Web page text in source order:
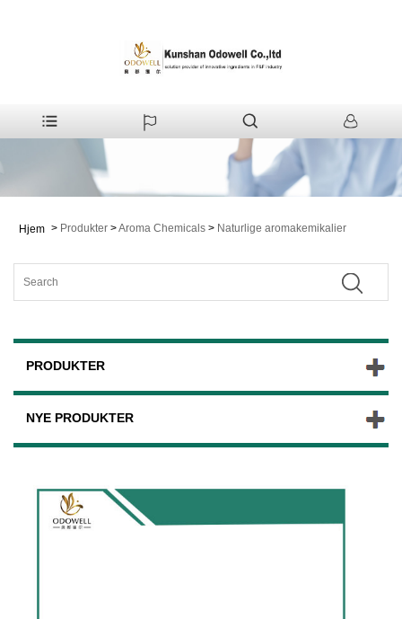
Hjem > Produkter >Aroma Chemicals > Naturlige aromakemikalier
PRODUKTER
NYE PRODUKTER